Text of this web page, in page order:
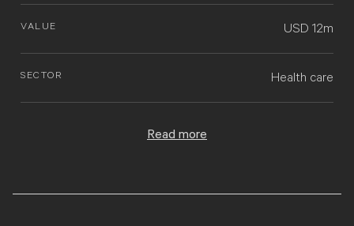
VALUE USD 12m
SECTOR Health care
Read more